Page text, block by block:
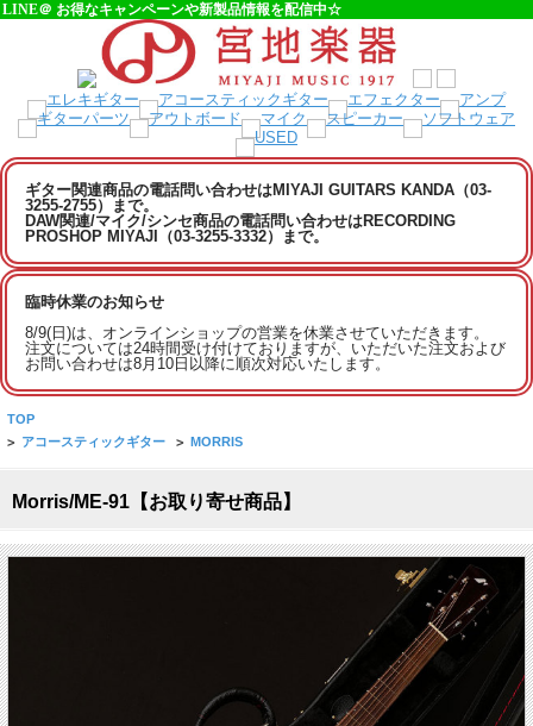
LINE＠ お得なキャンペーンや新製品情報を配信中☆
ギター関連商品の電話問い合わせはMIYAJI GUITARS KANDA（03-
3255-2755）まで。
DAW関連/マイク/シンセ商品の電話問い合わせはRECORDING
PROSHOP MIYAJI（03-3255-3332）まで。
臨時休業のお知らせ
8/9(日)は、オンラインショップの営業を休業させていただきます。
注文については24時間受け付けておりますが、いただいた注文および
お問い合わせは8月10日以降に順次対応いたします。
TOP
> アコースティックギター > MORRIS
Morris/ME-91【お取り寄せ商品】